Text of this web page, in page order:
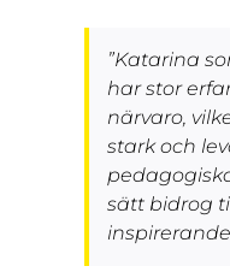
”Katarina
har stor
närvaro,
stark och
sätt bidrog